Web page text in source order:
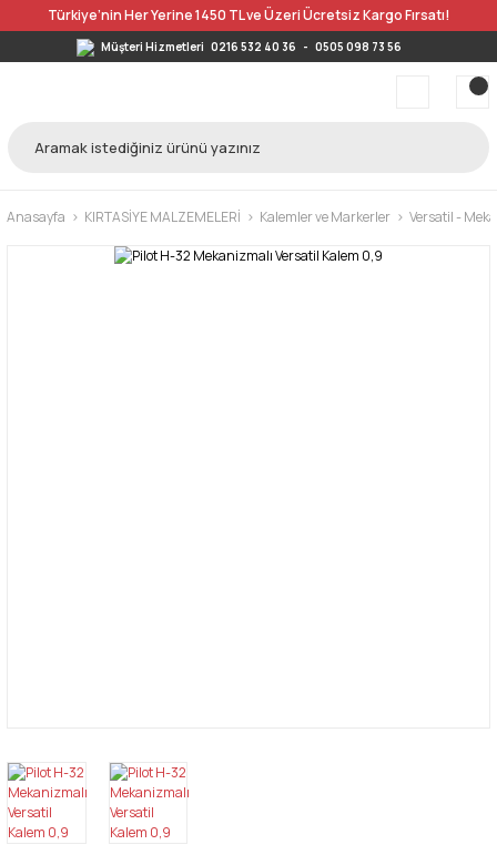
Türkiye’nin Her Yerine 1450 TL ve Üzeri Ücretsiz Kargo Fırsatı!
Müşteri Hizmetleri 0216 532 40 36 - 0505 098 73 56
Anasayfa KIRTASİYE MALZEMELERİ Kalemler ve Markerler Versatil -